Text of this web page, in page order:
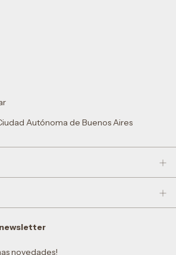
Autónoma de Buenos Aires
novedades!